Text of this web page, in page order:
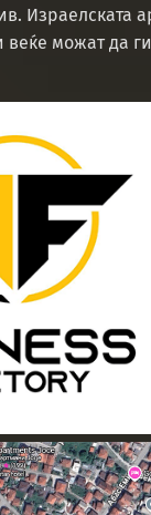
Израелската
веќе можат да